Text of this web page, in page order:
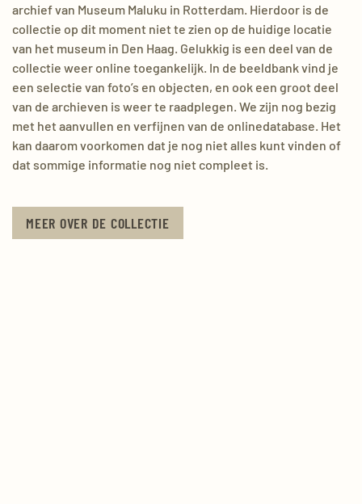
archief van Museum Maluku in Rotterdam. Hierdoor is de
collectie op dit moment niet te zien op de huidige locatie
van het museum in Den Haag. Gelukkig is een deel van de
collectie weer online toegankelijk. In de beeldbank vind je
een selectie van foto’s en objecten, en ook een groot deel
van de archieven is weer te raadplegen. We zijn nog bezig
met het aanvullen en verfijnen van de onlinedatabase. Het
kan daarom voorkomen dat je nog niet alles kunt vinden of
dat sommige informatie nog niet compleet is.
MEER OVER DE COLLECTIE